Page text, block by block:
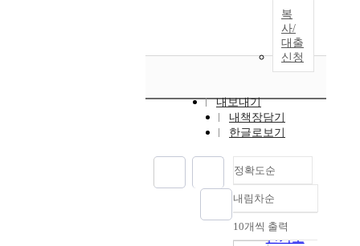
복
사/
대출
신청
내보내기
내책장담기
한글로보기
정확도순
정확도
순
인기도
내림차순
내림차순
10개씩 출력